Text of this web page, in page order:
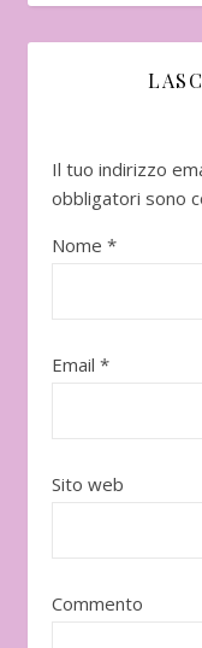
Il tuo indirizzo
obbligatori sono
Nome *
Email *
Sito web
Commento